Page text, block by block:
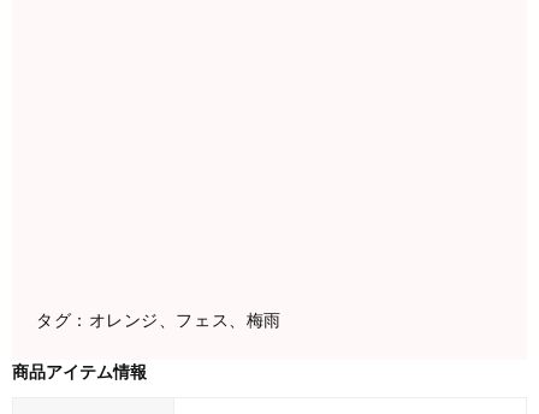
タグ：オレンジ、フェス、梅雨
商品アイテム情報